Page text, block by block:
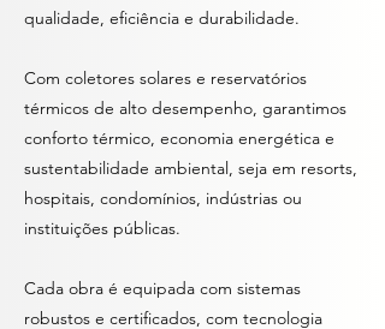
qualidade, eficiência e durabilidade.
Com coletores solares e reservatórios
térmicos de alto desempenho, garantimos
conforto térmico, economia energética e
sustentabilidade ambiental, seja em resorts,
hospitais, condomínios, indústrias ou
instituições públicas.
Cada obra é equipada com sistemas
robustos e certificados, com tecnologia